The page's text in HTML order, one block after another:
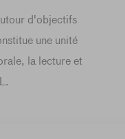
d'objectifs
une unité
la lecture et